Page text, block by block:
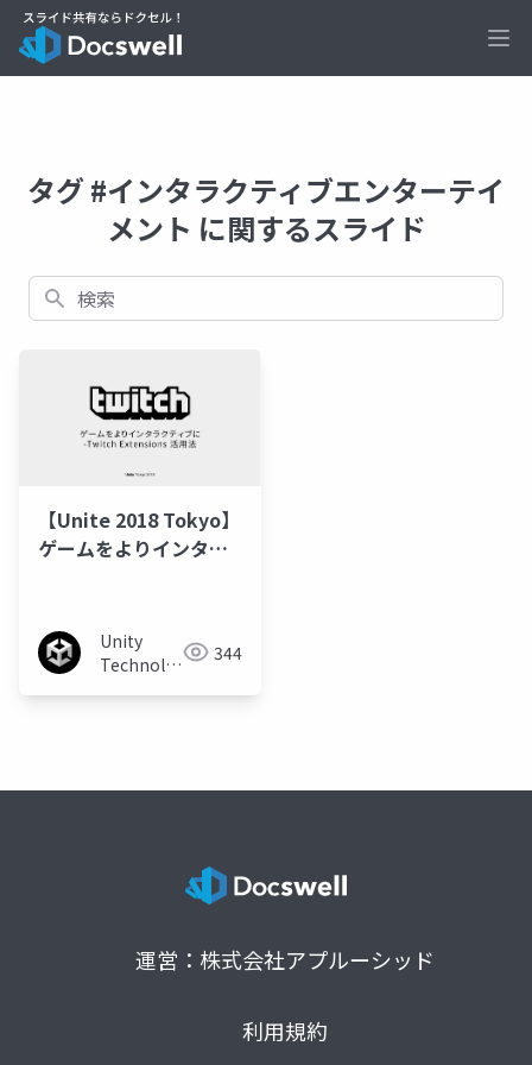
タグ #インタラクティブエンターテイ
メント に関するスライド
検索
【Unite 2018 Tokyo】
ゲームをよりインタラ
Unity
Technologies 344
運営：株式会社アプルーシッド
利用規約